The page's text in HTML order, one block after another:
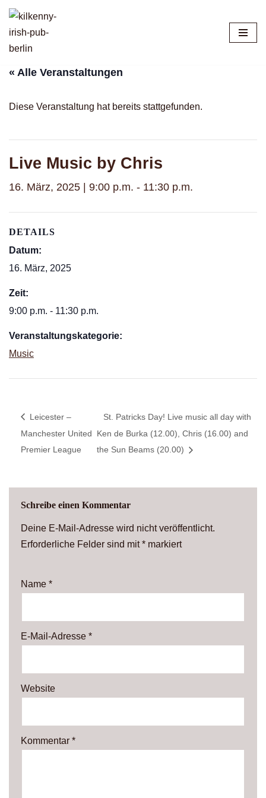
Zum
Inhalt
« Alle Veranstaltungen
Diese Veranstaltung hat bereits stattgefunden.
Live Music by Chris
16. März, 2025 | 9:00 p.m. - 11:30 p.m.
DETAILS
Datum:
16. März, 2025
Zeit:
9:00 p.m. - 11:30 p.m.
Veranstaltungskategorie:
Music
Leicester –
Manchester United
Premier League
St. Patricks Day! Live music all day with
Ken de Burka (12.00), Chris (16.00) and
the Sun Beams (20.00)
Schreibe einen Kommentar
Deine E-Mail-Adresse wird nicht veröffentlicht.
Erforderliche Felder sind mit* markiert
Name *
E-Mail-Adresse *
Website
Kommentar *